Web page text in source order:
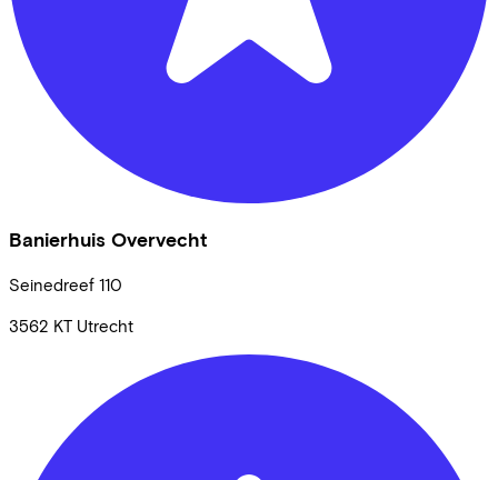
Banierhuis Overvecht
Seinedreef 110
3562 KT Utrecht